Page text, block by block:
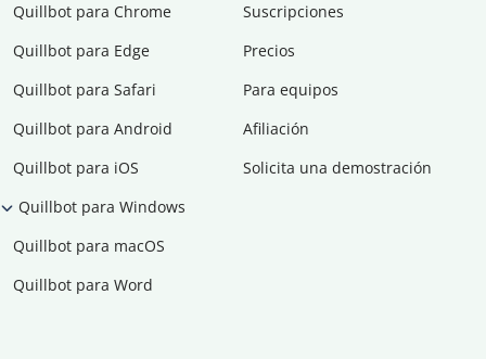
Quillbot para Chrome
Quillbot para Edge
Quillbot para Safari
Quillbot para Android
Quillbot para iOS
Quillbot para Windows
Quillbot para macOS
Quillbot para Word
Suscripciones
Precios
Para equipos
Afiliación
Solicita una demostración